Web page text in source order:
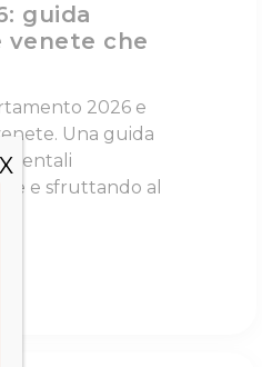
guida
venete che
2026 e
Una guida
e sfruttando al
X